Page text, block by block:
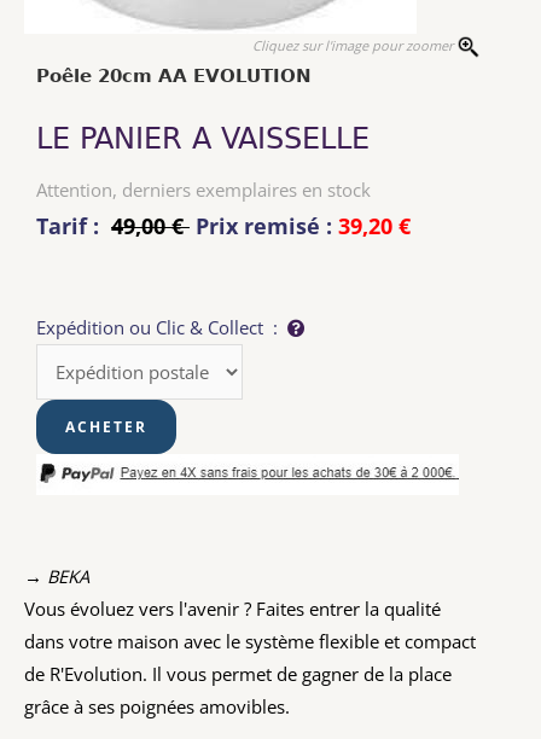
Cliquez sur l'image pour zoomer
Poêle 20cm AA EVOLUTION
LE PANIER A VAISSELLE
Attention, derniers exemplaires en stock
Tarif : 49,00 € Prix remisé : 39,20 €
Expédition ou Clic & Collect :
→ BEKA
Vous évoluez vers l'avenir ? Faites entrer la qualité
dans votre maison avec le système flexible et compact
de R'Evolution. Il vous permet de gagner de la place
grâce à ses poignées amovibles.